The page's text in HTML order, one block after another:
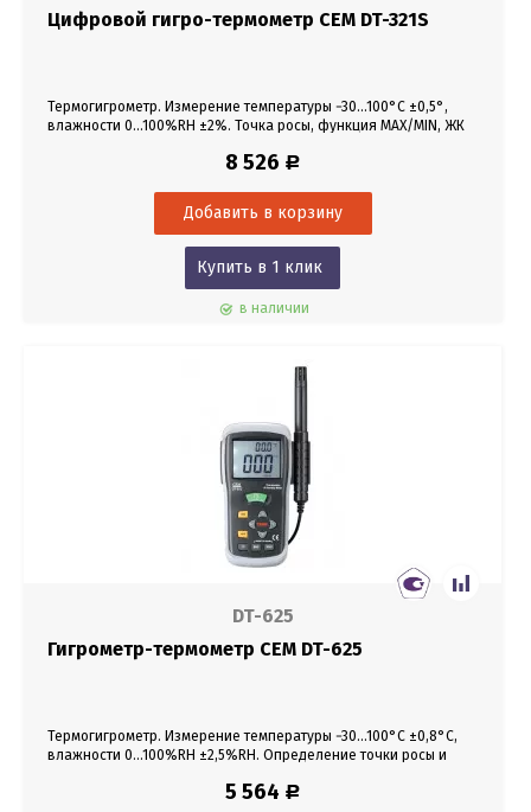
Цифровой гигро-термометр CEM DT-321S
Термогигрометр. Измерение температуры −30...100°С ±0,5°,
влажности 0...100%RH ±2%. Точка росы, функция MAX/MIN, ЖК
8 526 Р
Купить в 1 клик
в наличии
DT-625
Гигрометр-термометр CEM DT-625
Термогигрометр. Измерение температуры −30...100°С ±0,8°С,
влажности 0...100%RH ±2,5%RH. Определение точки росы и
5 564 Р